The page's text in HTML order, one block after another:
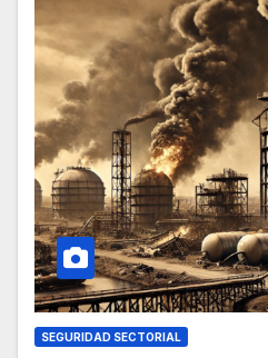
SEGURIDAD SECTORIAL